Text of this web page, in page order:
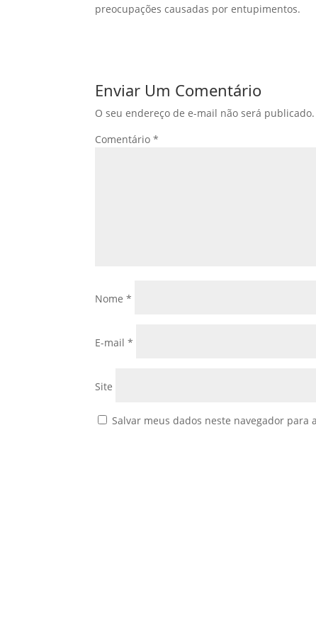
preocupações causadas por entupimentos.
Enviar Um Comentário
O seu endereço de e-mail não será publicado.
Comentário*
Nome*
E-mail*
Site
Salvar meus dados neste navegador para